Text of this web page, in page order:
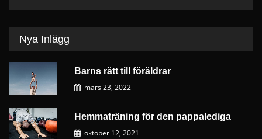
Nya Inlägg
Barns rätt till föräldrar
mars 23, 2022
Hemmaträning för den pappalediga
oktober 12, 2021